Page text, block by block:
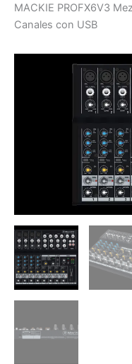
MACKIE PROFX6V3
Canales con USB